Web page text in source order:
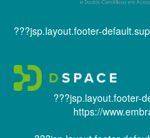
???jsp.layout.footer-
???jsp.layout.footer-
https://